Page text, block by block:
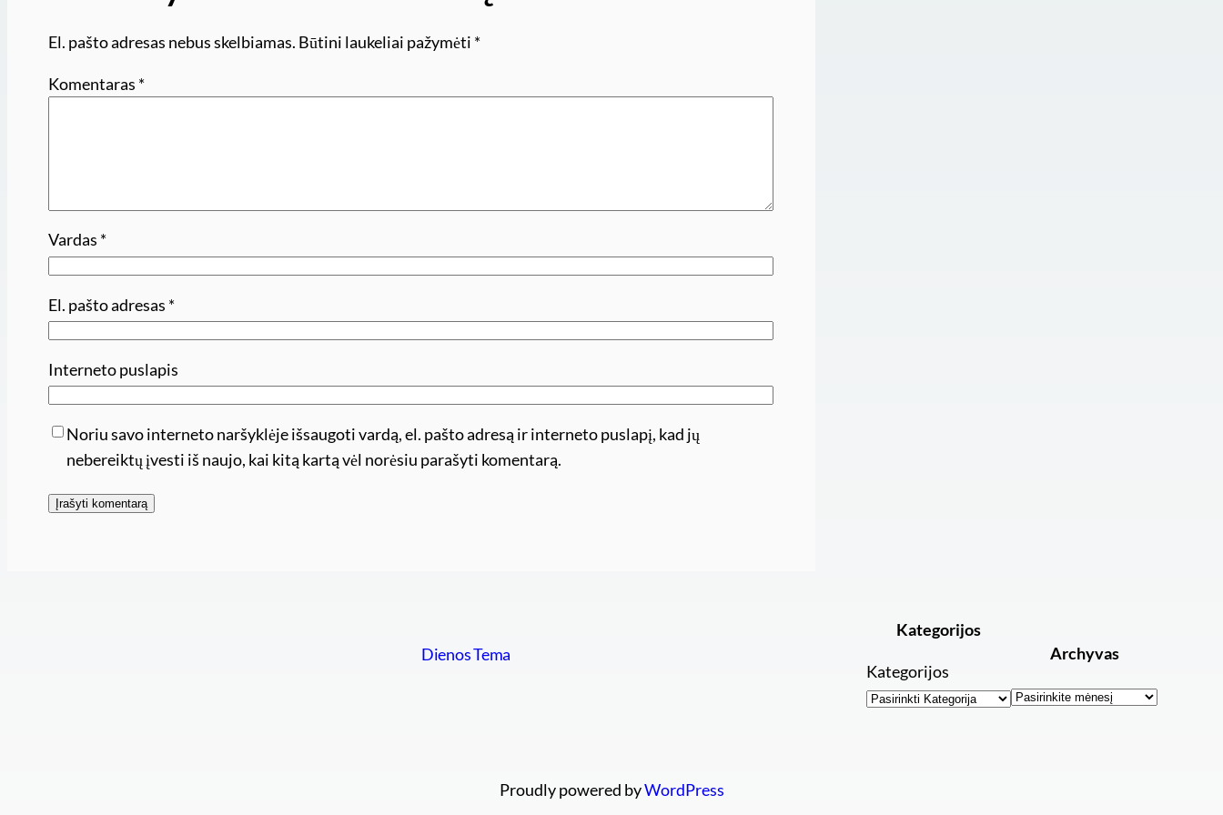
El. pašto adresas nebus skelbiamas. Būtini laukeliai pažymėti *
Komentaras *
Vardas *
El. pašto adresas *
Interneto puslapis
Noriu savo interneto naršyklėje išsaugoti vardą, el. pašto adresą ir interneto puslapį, kad jų
nebereiktų įvesti iš naujo, kai kitą kartą vėl norėsiu parašyti komentarą.
Dienos Tema
Kategorijos
Kategorijos
Archyvas
Archyvai
Proudly powered byWordPress